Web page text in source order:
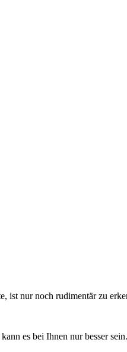
es bei Ihnen nur besser